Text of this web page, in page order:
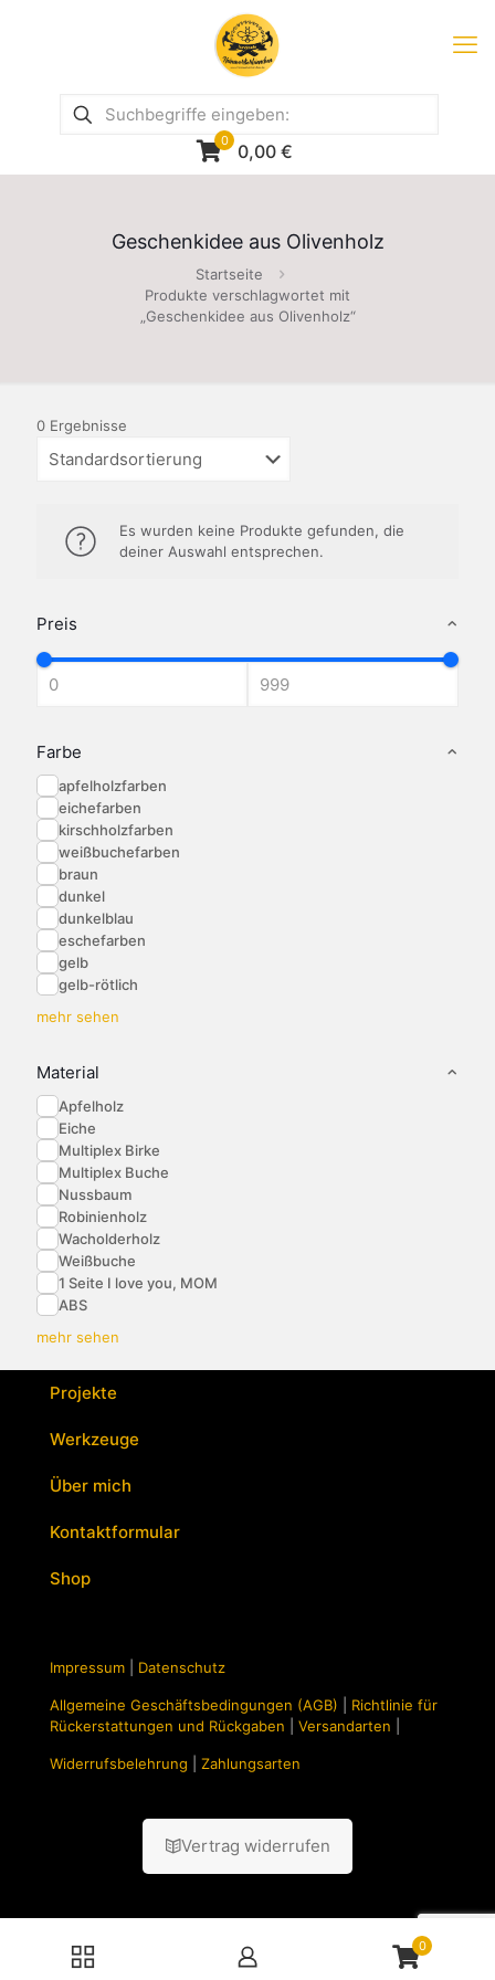
0 0,00 €
Geschenkidee aus Olivenholz
Startseite
Produkte verschlagwortet mit
„Geschenkidee aus Olivenholz“
Preis
Farbe
apfelholzfarben
eichefarben
kirschholzfarben
weißbuchefarben
braun
dunkel
dunkelblau
eschefarben
gelb
gelb-rötlich
mehr sehen
Material
Apfelholz
Eiche
Multiplex Birke
Multiplex Buche
Nussbaum
Robinienholz
Wacholderholz
Weißbuche
1 Seite I love you, MOM
ABS
mehr sehen
0 Ergebnisse
Es wurden keine Produkte gefunden, die
deiner Auswahl entsprechen.
Projekte
Werkzeuge
Über mich
Kontaktformular
Shop
Impressum Datenschutz
Allgemeine Geschäftsbedingungen (AGB)
Richtlinie für
Rückerstattungen und Rückgaben
Versandarten
Widerrufsbelehrung Zahlungsarten
Vertrag widerrufen
0